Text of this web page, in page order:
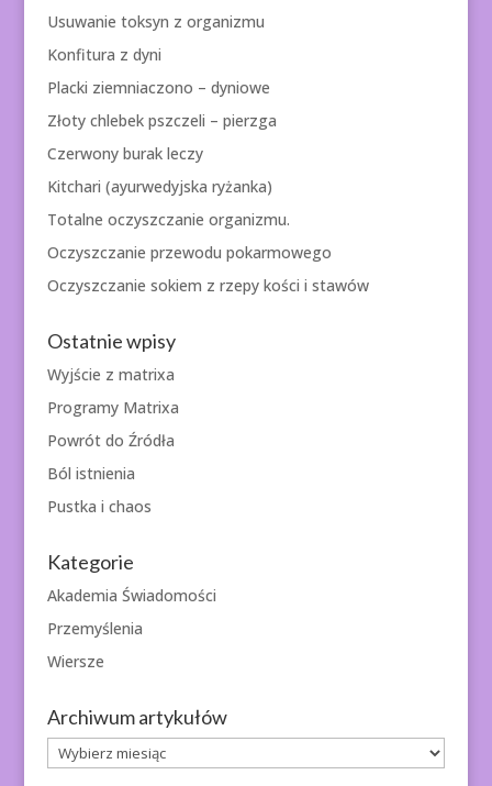
Usuwanie toksyn z organizmu
Konfitura z dyni
Placki ziemniaczono – dyniowe
Złoty chlebek pszczeli – pierzga
Czerwony burak leczy
Kitchari (ayurwedyjska ryżanka)
Totalne oczyszczanie organizmu.
Oczyszczanie przewodu pokarmowego
Oczyszczanie sokiem z rzepy kości i stawów
Ostatnie wpisy
Wyjście z matrixa
Programy Matrixa
Powrót do Źródła
Ból istnienia
Pustka i chaos
Kategorie
Akademia Świadomości
Przemyślenia
Wiersze
Archiwum artykułów
Archiwum
artykułów